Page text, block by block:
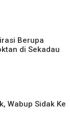
Berupa
di Sekadau
Wabup Sidak Ke